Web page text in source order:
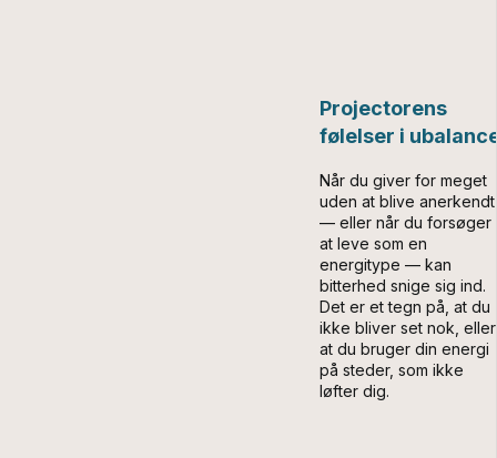
Projectorens
følelser i
Når du giver for meget
uden at blive anerkendt
— eller når du forsøger
at leve som en
energitype — kan
bitterhed snige sig ind.
Det er et tegn på, at du
ikke bliver set nok, eller
at du bruger din energi
på steder, som ikke
løfter dig.